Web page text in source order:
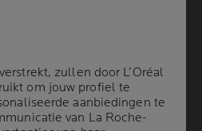
minder dan algemeen
leggen de schuld bij
en het gebruik van digitale
waardoor onze hersenen
wordt ook de
kinderen vaak onderbroken!
effecten op korte en
zullen door L’Oréal
om jouw profiel te
aanbiedingen te
van La Roche-
zullen door L’Oréal
om jouw profiel te
aanbiedingen te
van La Roche-